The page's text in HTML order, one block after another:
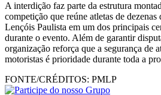
A interdição faz parte da estrutura
competição que reúne atletas de
Lençóis Paulista em um dos principais
durante o evento. Além de garantir
organização reforça que a segurança de
motoristas é prioridade durante toda a
FONTE/CRÉDITOS: PMLP